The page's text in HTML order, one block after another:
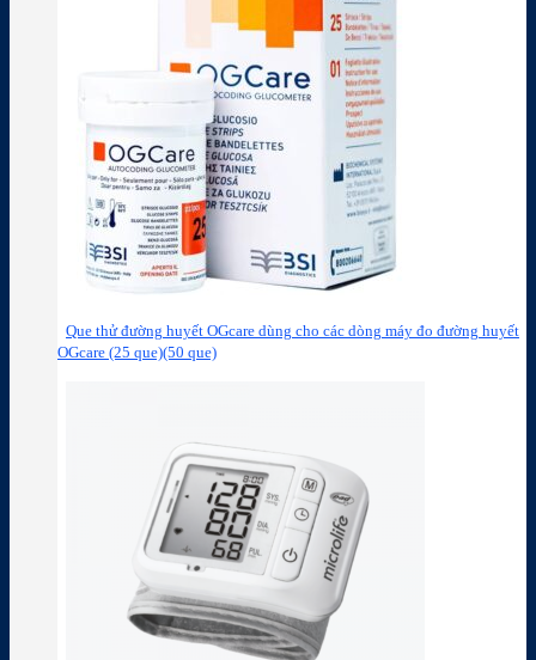
Que thử đường huyết OGcare dùng cho các dòng máy đo đường huyết
OGcare (25 que)(50 que)